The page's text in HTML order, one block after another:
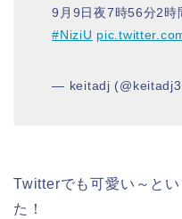
9月9日夜7時56分2時
#NiziU
— keitadj
Twitterでも可愛い～と
た！